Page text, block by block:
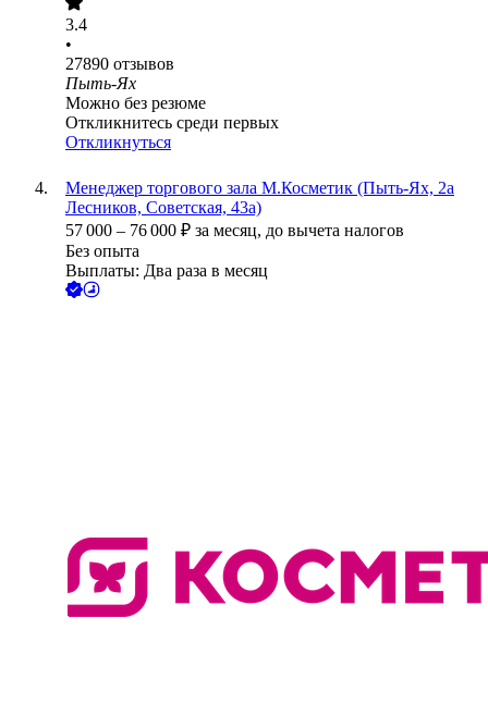
3.4
•
27890 отзывов
Пыть-Ях
Можно без резюме
Откликнитесь среди первых
Откликнуться
Менеджер торгового зала М.Косметик (Пыть-Ях, 2а
Лесников, Советская, 43а)
57 000 – 76 000 ₽ за месяц, до вычета налогов
Без опыта
Выплаты: Два раза в месяц